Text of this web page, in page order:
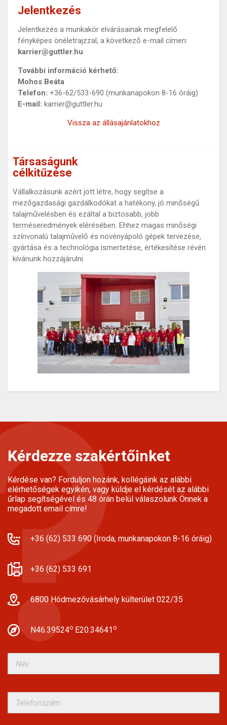
Jelentkezés
Jelentkezés a munkakör elvárásainak megfelelő
fényképes önéletrajzzal, a következő e-mail címen:
karrier@guttler.hu
További információ kérhető:
Mohos Beáta
Telefon: +36-62/533-690 (munkanapokon 8-16 óráig)
E-mail: karrier@guttler.hu
Vissza az állásajánlatokhoz
Társaságunk
célkitűzése
Vállalkozásunk azért jött létre, hogy segítse a
mezőgazdasági gazdálkodókat a hatékony, jó minőségű
talajművelésben és ezáltal a biztosabb, jobb
terméseredmények elérésében. Ehhez magas minőségi
színvonalú talajművelő és növényápoló gépek tervezése,
gyártása és a technológia ismertetése, értékesítése révén
kívánunk hozzájárulni.
Kérdezze szakértőinket
Kérdése van? Forduljon hozánk, kollégáink az alábbi
elérhetőségek egyikén, vagy küldje el kérdését az alábbi
űrlap segítségével és 48 órán belül válaszolunk Önnek a
megadott email címre!
+36 (62) 533 690 (Iroda, munkanapokon 8-16 óráig)
+36 (62) 533 691
6800 Hódmezővásárhely külterület 022/35
N46.39524o E20.34641 o